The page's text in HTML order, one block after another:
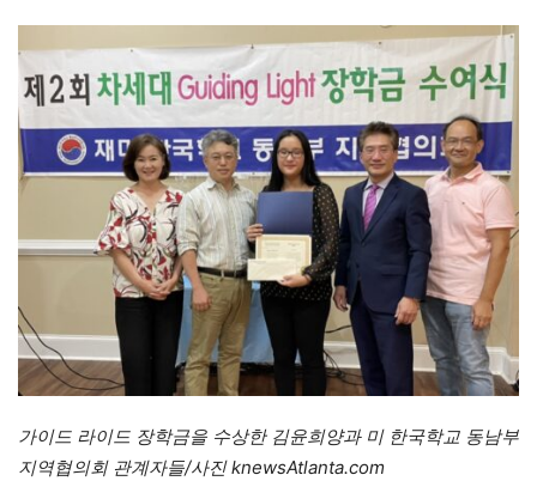
가이드 라이드 장학금을 수상한 김윤희양과 미 한국학교 동남부
지역협의회 관계자들/사진 knewsAtlanta.com